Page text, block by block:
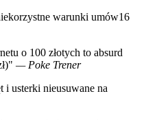
warunki umów16
o 100 złotych to absurd
— Poke Trener
i usterki nieusuwane na